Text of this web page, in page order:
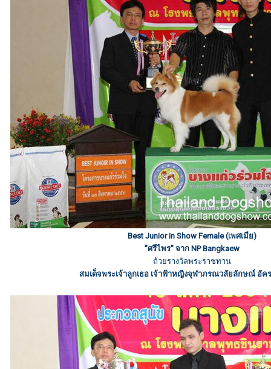
Best Junior in Show Female (เพศเมีย)
"ศรีไพร" จาก NP Bangkaew
ถ้วยรางวัลพระราชทาน
สมเด็จพระเจ้าลูกเธอ เจ้าฟ้าหญิงจุฬาภรณวลัยลักษณ์ อัค